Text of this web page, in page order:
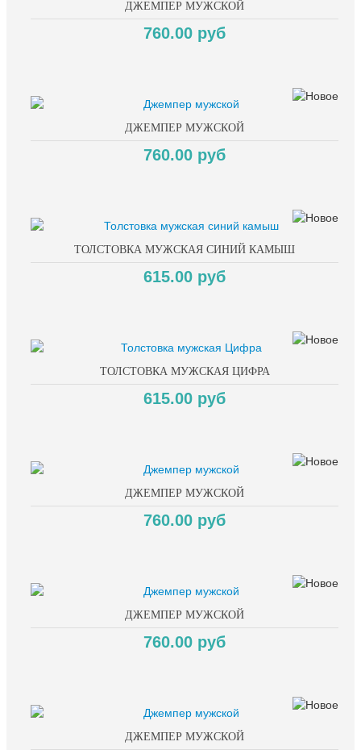
ДЖЕМПЕР МУЖСКОЙ
760.00 руб
ДЖЕМПЕР МУЖСКОЙ
760.00 руб
ТОЛСТОВКА МУЖСКАЯ СИНИЙ КАМЫШ
615.00 руб
ТОЛСТОВКА МУЖСКАЯ ЦИФРА
615.00 руб
ДЖЕМПЕР МУЖСКОЙ
760.00 руб
ДЖЕМПЕР МУЖСКОЙ
760.00 руб
ДЖЕМПЕР МУЖСКОЙ